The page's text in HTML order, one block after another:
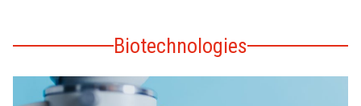
Biotechnologies